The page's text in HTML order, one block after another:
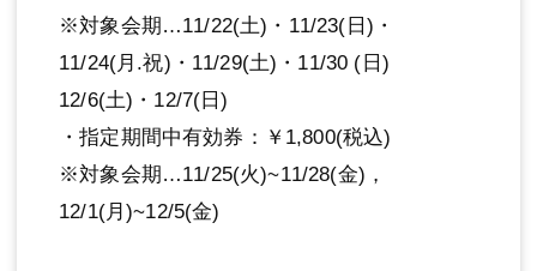
※対象会期…11/22(土)・11/23(日)・
11/24(月.祝)・11/29(土)・11/30 (日)
12/6(土)・12/7(日)
・指定期間中有効券：￥1,800(税込)
※対象会期…11/25(火)~11/28(金)，
12/1(月)~12/5(金)